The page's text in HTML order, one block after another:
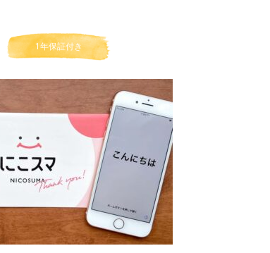
1年保証付き